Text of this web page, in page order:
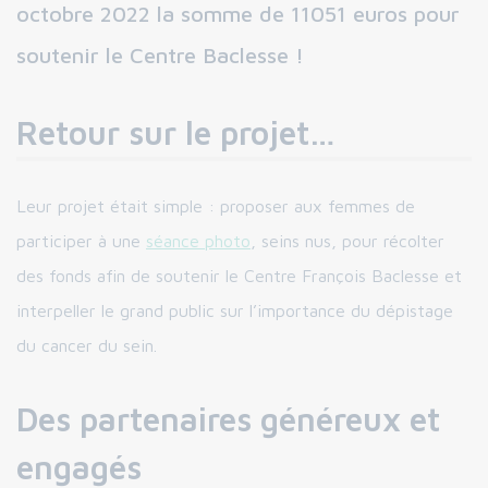
octobre 2022 la somme de 11051 euros pour
soutenir le Centre Baclesse !
Retour sur le projet…
Leur projet était simple : proposer aux femmes de
participer à une séance photo , seins nus, pour récolter
des fonds afin de soutenir le Centre François Baclesse et
interpeller le grand public sur l’importance du dépistage
du cancer du sein.
Des partenaires généreux et
engagés